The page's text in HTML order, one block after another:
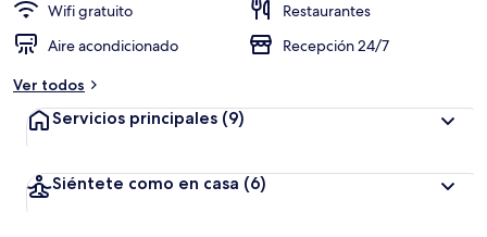
Wifi gratuito
Restaurantes
Aire acondicionado
Recepción 24/7
Ver todos
Servicios principales (9)
Siéntete como en casa (6)